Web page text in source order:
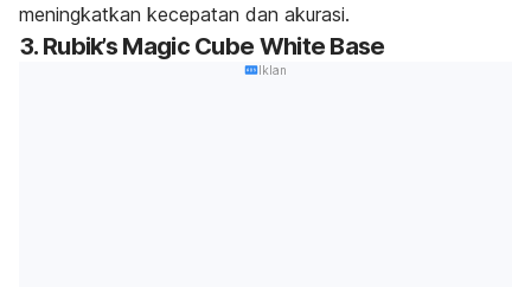
meningkatkan kecepatan dan akurasi.
3. Rubik’s Magic Cube White Base
Iklan